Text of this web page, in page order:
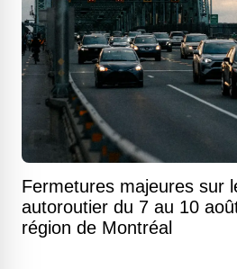
Fermetures majeures sur
autoroutier du 7 au 10
région de Montréal